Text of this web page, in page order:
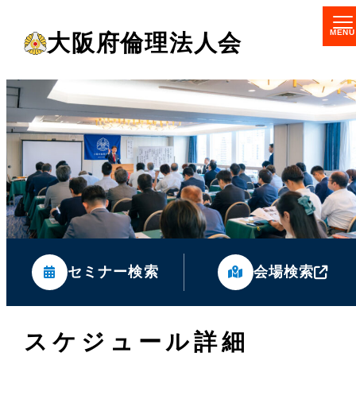
コ
ン
テ
ン
ツ
へ
大阪府倫理法人会
セミナー検索 会場検索
スケジュール詳細